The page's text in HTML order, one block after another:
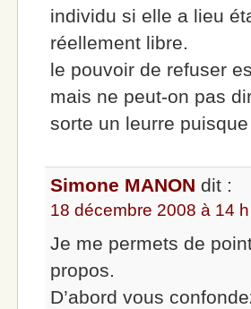
individu si elle a lieu
réellement libre.
le pouvoir de refuser
mais ne peut-on pas
sorte un leurre
Simone MANON dit :
18 décembre 2008 à 14
Je me permets de
propos.
D’abord vous